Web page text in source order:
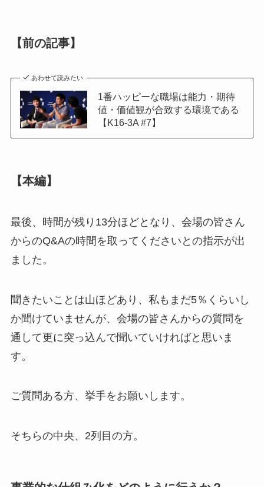
【前の記事】
あわせて読みたい
1番ハッピーな職場は能力・期待
値・価値観が合致する環境である
【K16-3A #7】
【本編】
最後、時間が残り13分ほどとなり、会場の皆さん
からのQ&Aの時間を取ってくださいとの指示が出
ました。
聞きたいことは山ほどあり、私もまだ5％くらいし
か聞けていませんが、会場の皆さんからの質問を
通して更に突っ込んで聞いていければと思いま
す。
ご質問ある方、挙手をお願いします。
そちらの中央、2列目の方。